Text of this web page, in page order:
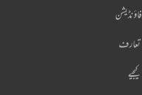
تعارف